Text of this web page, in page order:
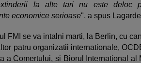
la alte tari nu este deloc
economice serioase", a spus
FMI se va intalni marti, la Berlin, cu
patru organizatii internationale,
a Comertului, si Biorul International al